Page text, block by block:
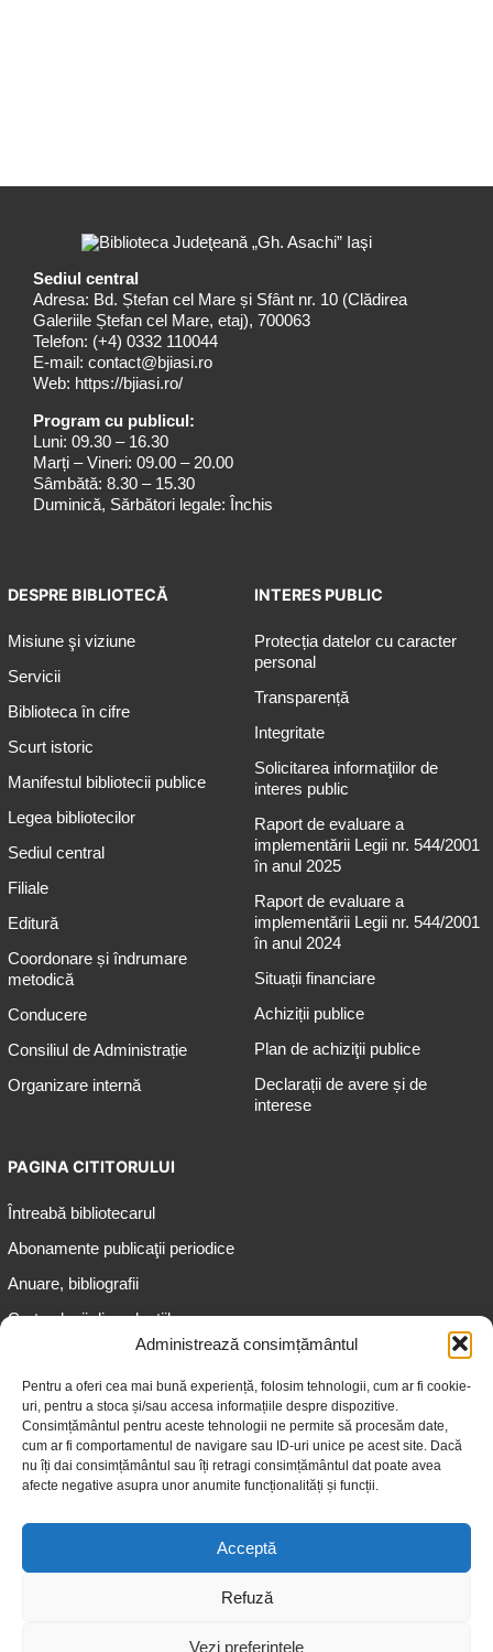
Administrează consimțământul
Pentru a oferi cea mai bună experiență, folosim tehnologii, cum ar fi cookie-
uri, pentru a stoca și/sau accesa informațiile despre dispozitive.
Consimțământul pentru aceste tehnologii ne permite să procesăm date,
cum ar fi comportamentul de navigare sau ID-uri unice pe acest site. Dacă
nu îți dai consimțământul sau îți retragi consimțământul dat poate avea
afecte negative asupra unor anumite funcționalități și funcții.
Acceptă
Refuză
Vezi preferințele
Sediul central
Adresa: Bd. Ștefan cel Mare și Sfânt nr. 10 (Clădirea
Galeriile Ștefan cel Mare, etaj), 700063
Telefon: (+4) 0332 110044
E-mail: contact@bjiasi.ro
Web: https://bjiasi.ro/
Program cu publicul:
Luni: 09.30 – 16.30
Marți – Vineri: 09.00 – 20.00
Sâmbătă: 8.30 – 15.30
Duminică, Sărbători legale: Închis
DESPRE BIBLIOTECĂ
Misiune şi viziune
Servicii
Biblioteca în cifre
Scurt istoric
Manifestul bibliotecii publice
Legea bibliotecilor
Sediul central
Filiale
Editură
Coordonare și îndrumare
metodică
Conducere
Consiliul de Administrație
Organizare internă
INTERES PUBLIC
Protecția datelor cu caracter
personal
Transparență
Integritate
Solicitarea informaţiilor de
interes public
Raport de evaluare a
implementării Legii nr. 544/2001
în anul 2025
Raport de evaluare a
implementării Legii nr. 544/2001
în anul 2024
Situații financiare
Achiziții publice
Plan de achiziţii publice
Declarații de avere și de
interese
PAGINA CITITORULUI
Întreabă bibliotecarul
Abonamente publicaţii periodice
Anuare, bibliografii
Cartea lunii din colecțiile
Informații pentru adolescenți
Informații pentru adulți
Informații pentru seniori
© 2026 Biblioteca Judeţeană „Gheorghe Asachi” Iaşi